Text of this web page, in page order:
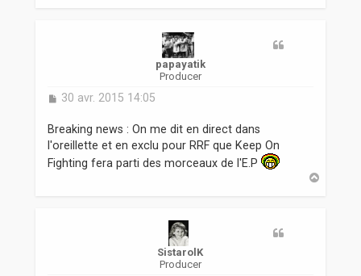
papayatik
Producer
M
s
a
g
30 avr. 2015 14:05
Breaking news : On me dit en direct dans
l'oreillette et en exclu pour RRF que Keep On
Fighting fera parti des morceaux de l'E.P
SistarolK
Producer